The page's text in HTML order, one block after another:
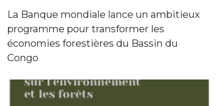
La Banque mondiale lance un ambitieux
programme pour transformer les
économies forestières du Bassin du
Congo